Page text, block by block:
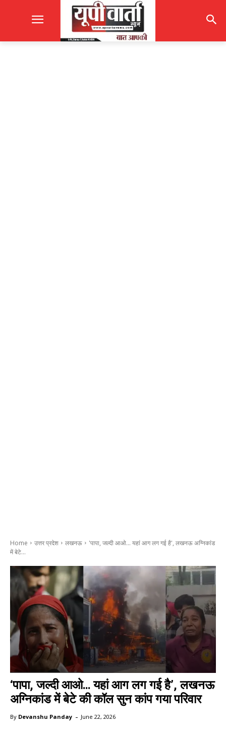
Home उत्तर प्रदेश लखनऊ
'पापा, जल्दी आओ... यहां आग लग गई है', लखनऊ अग्निकांड
में बेटे...
‘पापा, जल्दी आओ… यहां आग लग गई है’, लखनऊ
अग्निकांड में बेटे की कॉल सुन कांप गया परिवार
By Devanshu Panday - June 22, 2026